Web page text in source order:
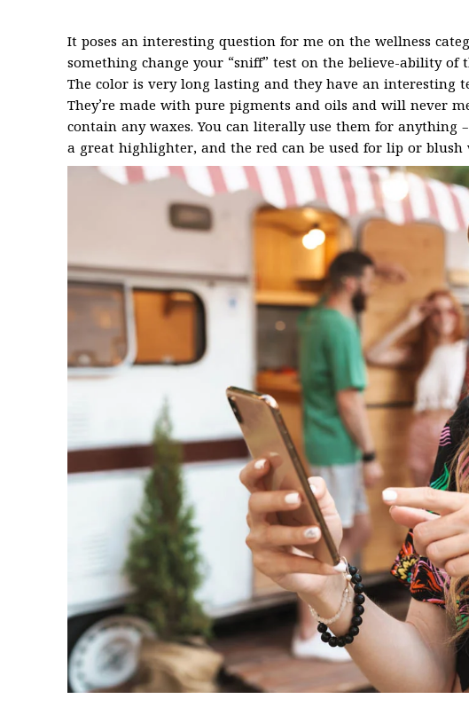
It poses an interesting question for me on the wellness
something change your “sniff” test on the believe-ability of
The color is very long lasting and they have an interesting
They’re made with pure pigments and oils and will never
contain any waxes. You can literally use them for anything
a great highlighter, and the red can be used for lip or